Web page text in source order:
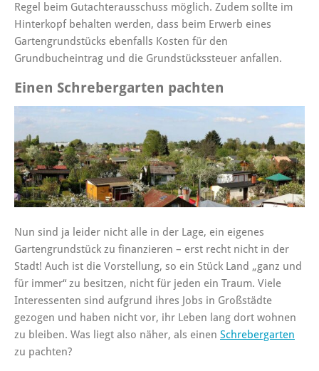
Regel beim Gutachterausschuss möglich. Zudem sollte im
Hinterkopf behalten werden, dass beim Erwerb eines
Gartengrundstücks ebenfalls Kosten für den
Grundbucheintrag und die Grundstückssteuer anfallen.
Einen Schrebergarten pachten
Nun sind ja leider nicht alle in der Lage, ein eigenes
Gartengrundstück zu finanzieren – erst recht nicht in der
Stadt! Auch ist die Vorstellung, so ein Stück Land „ganz und
für immer“ zu besitzen, nicht für jeden ein Traum. Viele
Interessenten sind aufgrund ihres Jobs in Großstädte
gezogen und haben nicht vor, ihr Leben lang dort wohnen
zu bleiben. Was liegt also näher, als einen Schrebergarten
zu pachten?